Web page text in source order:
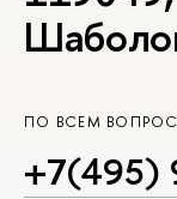
ПО ВСЕМ
+7(495)